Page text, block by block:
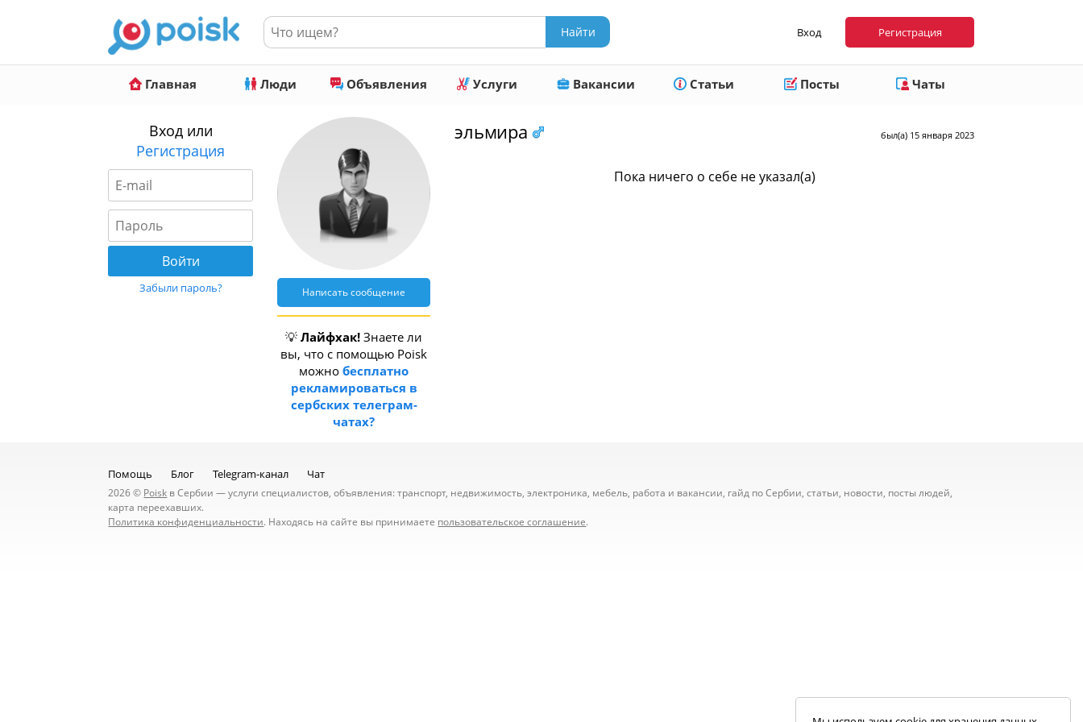
Вход Регистрация
Главная Люди Объявления Услуги Вакансии Статьи Посты Чаты
Вход или
Регистрация
Забыли пароль? Написать сообщение
💡Лайфхак! Знаете ли
вы, что с помощью Poisk
можнобесплатно
рекламироваться в
сербских телеграм-
чатах?
был(а) 15 января 2023
эльмира
Пока ничего о себе не указал(а)
Помощь Блог Telegram-канал Чат
2026 © Poisk в Сербии — услуги специалистов, объявления: транспорт, недвижимость, электроника, мебель, работа и вакансии, гайд по Сербии, статьи, новости, посты людей,
карта переехавших.
Политика конфиденциальности. Находясь на сайте вы принимаете пользовательское соглашение.